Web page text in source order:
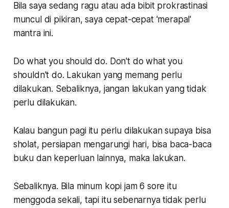
Bila saya sedang ragu atau ada bibit prokrastinasi
muncul di pikiran, saya cepat-cepat 'merapal'
mantra ini.
Do what you should do. Don't do what you
shouldn't do. Lakukan yang memang perlu
dilakukan. Sebaliknya, jangan lakukan yang tidak
perlu dilakukan.
Kalau bangun pagi itu perlu dilakukan supaya bisa
sholat, persiapan mengarungi hari, bisa baca-baca
buku dan keperluan lainnya, maka lakukan.
Sebaliknya. Bila minum kopi jam 6 sore itu
menggoda sekali, tapi itu sebenarnya tidak perlu